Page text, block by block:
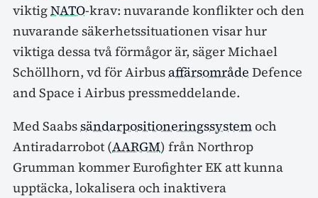
viktigNATO-krav: nuvarande konflikter och den
nuvarande säkerhetssituationen visar hur
viktiga dessa två förmågor är, säger Michael
Schöllhorn, vd för Airbus affärsområde Defence
and Space i Airbus pressmeddelande.
Med Saabssändarpositioneringssystemoch
Antiradarrobot (AARGM) från Northrop
Grumman kommer Eurofighter EK att kunna
upptäcka, lokalisera och inaktivera